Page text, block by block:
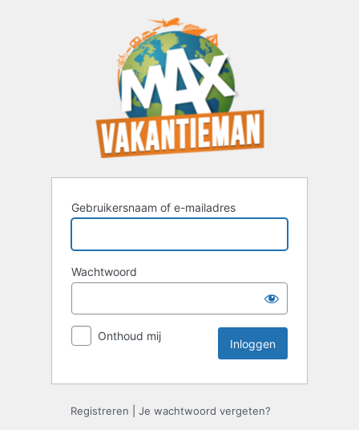
Gebruikersnaam of e-mailadres
Wachtwoord
Onthoud mij
Registreren Je wachtwoord vergeten?